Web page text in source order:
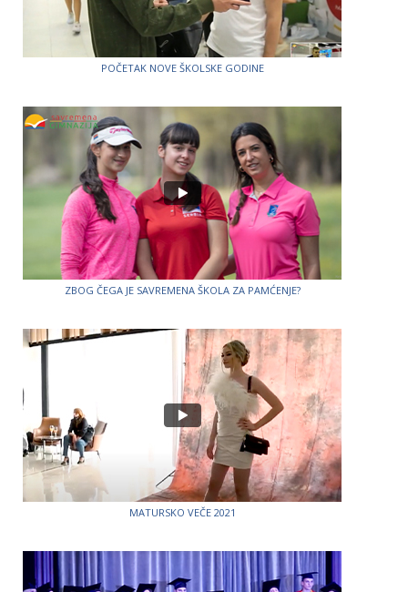
POČETAK NOVE ŠKOLSKE GODINE
ZBOG ČEGA JE SAVREMENA ŠKOLA ZA PAMĆENJE?
MATURSKO VEČE 2021